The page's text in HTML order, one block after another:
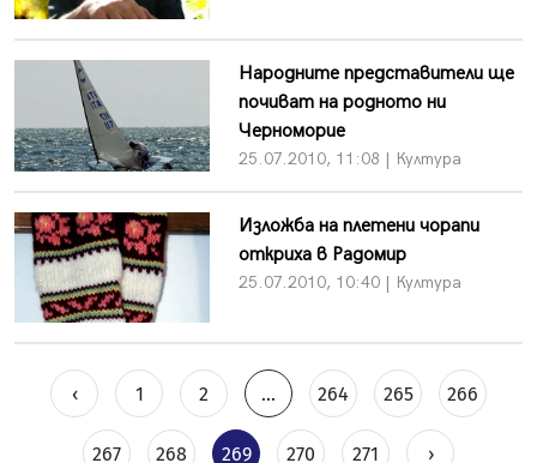
Народните представители ще
почиват на родното ни
Черноморие
25.07.2010, 11:08 | Култура
Изложба на плетени чорапи
откриха в Радомир
25.07.2010, 10:40 | Култура
‹ 1 2 ... 264 265 266
267 268 269 270 271 ›